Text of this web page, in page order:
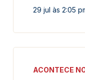
29 jul às 2:05
ACONTECE